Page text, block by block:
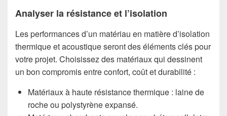
Analyser la résistance et l’isolation
Les performances d’un matériau en matière d’isolation
thermique et acoustique seront des éléments clés pour
votre projet. Choisissez des matériaux qui dessinent
un bon compromis entre confort, coût et durabilité :
Matériaux à haute résistance thermique : laine de
roche ou polystyrène expansé.